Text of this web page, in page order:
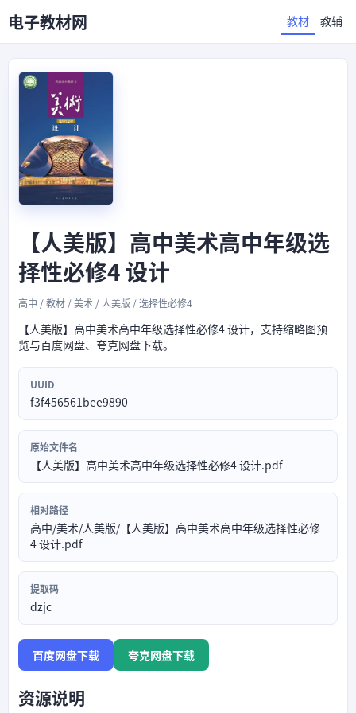
电子教材网 教材 教辅
【人美版】高中美术高中年级选
择性必修4 设计
高中 / 教材 / 美术 / 人美版 / 选择性必修4
【人美版】高中美术高中年级选择性必修4 设计，支持缩略图预
览与百度网盘、夸克网盘下载。
UUID
f3f456561bee9890
原始文件名
【人美版】高中美术高中年级选择性必修4 设计.pdf
相对路径
高中/美术/人美版/【人美版】高中美术高中年级选择性必修
4 设计.pdf
提取码
dzjc
百度网盘下载 夸克网盘下载
资源说明